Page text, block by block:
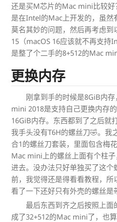
还是买M芯片的Mac mini比较
是在Intel的Mac上开发的，虽然
莫名其妙的问题，然后再考虑到
15（macOS 16应该就不再支持
是整了个二手的8+512的Mac
更换内存
刚拿到手的时候是8GiB内
mini 2018是支持自己更换内存
16GiB内存。东西都到了之后就
我手头没有T6H的螺丝刀🤣。我
合1的螺丝刀套装，里面包含梅
Mac mini上的螺丝上面有个柱
进去。没办法只好单独买了这
前，我觉得还是得看看教程，所
看了一下还好只有外壳的螺丝是
最后东西到齐之后按照上
成了32+512的Mac mini了，也算